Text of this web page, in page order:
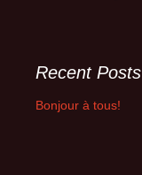
Recent Posts
Bonjour à tous!